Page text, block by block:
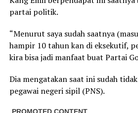
partai politik.
“Menurut saya sudah saatnya
hampir 10 tahun kan di eksekutif,
kira bisa jadi manfaat buat Partai
Dia mengatakan saat ini sudah
pegawai negeri sipil (PNS).